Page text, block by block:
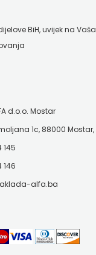
BiH, uvijek na
d.o.o. Mostar
1c, 88000 Mostar,
145
146
alfa.ba